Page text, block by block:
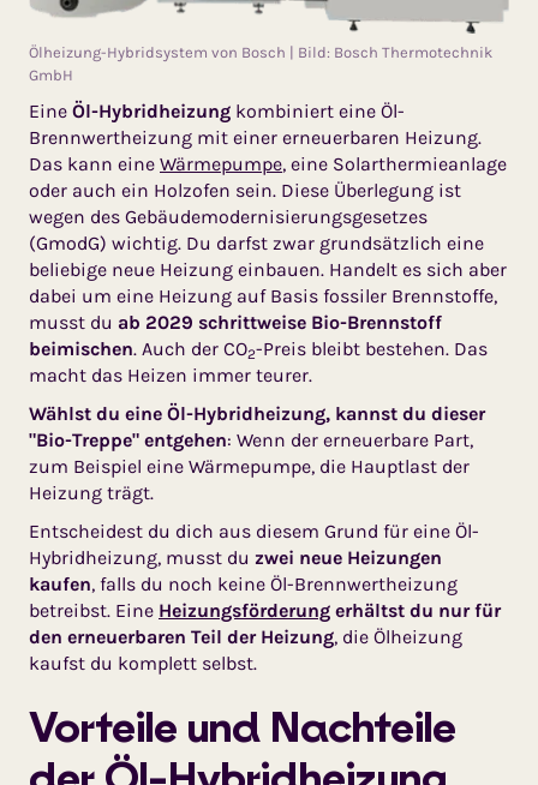
Ölheizung-Hybridsystem von Bosch | Bild: Bosch Thermotechnik
GmbH
Eine Öl-Hybridheizung kombiniert eine Öl-
Brennwertheizung mit einer erneuerbaren Heizung.
Das kann eine Wärmepumpe, eine Solarthermieanlage
oder auch ein Holzofen sein. Diese Überlegung ist
wegen des Gebäudemodernisierungsgesetzes
(GmodG) wichtig. Du darfst zwar grundsätzlich eine
beliebige neue Heizung einbauen. Handelt es sich aber
dabei um eine Heizung auf Basis fossiler Brennstoffe,
musst du ab 2029 schrittweise Bio-Brennstoff
beimischen. Auch der CO2-Preis bleibt bestehen. Das
macht das Heizen immer teurer.
Wählst du eine Öl-Hybridheizung, kannst du dieser
"Bio-Treppe" entgehen: Wenn der erneuerbare Part,
zum Beispiel eine Wärmepumpe, die Hauptlast der
Heizung trägt.
Entscheidest du dich aus diesem Grund für eine Öl-
Hybridheizung, musst du zwei neue Heizungen
kaufen, falls du noch keine Öl-Brennwertheizung
betreibst. Eine Heizungsförderung erhältst du nur für
den erneuerbaren Teil der Heizung, die Ölheizung
kaufst du komplett selbst.
Vorteile und Nachteile